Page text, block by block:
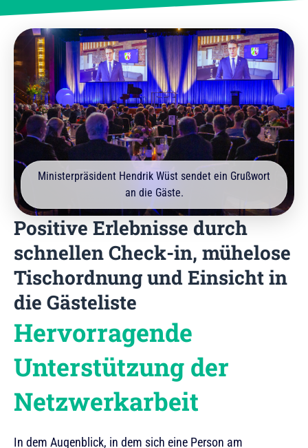
Positive Erlebnisse durch
schnellen Check-in, mühelose
Tischordnung und Einsicht in
die Gästeliste
Hervorragende
Unterstützung der
Netzwerkarbeit
In dem Augenblick, in dem sich eine Person am
Ministerpräsident Hendrik Wüst sendet ein Grußwort
an die Gäste.